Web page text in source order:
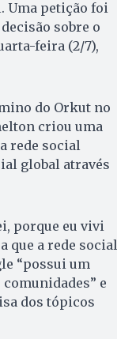
Uma petição foi
sobre o
feira (2/7),
do Orkut no
criou uma
rede social
global através
porque eu vivi
que a rede social
“possui um
e
dos tópicos